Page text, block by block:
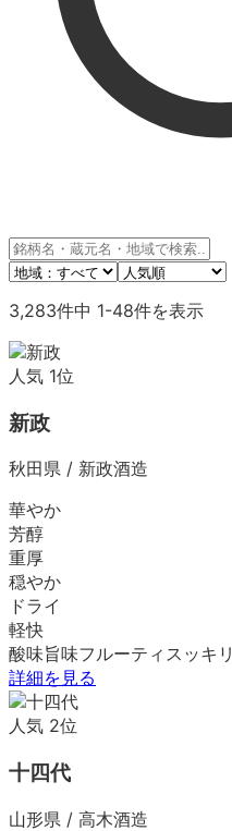
3,283件中 1-48件を表示
人気 1位
新政
秋田県 / 新政酒造
華やか
芳醇
重厚
穏やか
ドライ
軽快
酸味旨味フルーティ スッキリ
詳細を見る
人気 2位
十四代
山形県 / 高木酒造